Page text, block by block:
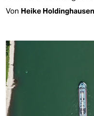
Von Heike Holdinghausen